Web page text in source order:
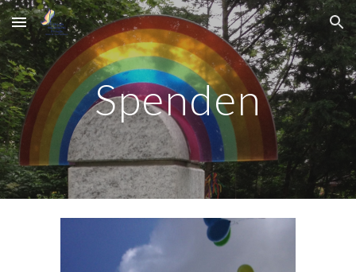
Skip to main content Skip to navigation
Spenden